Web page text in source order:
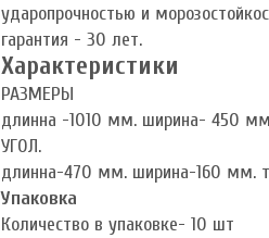
ударопрочностью и
гарантия - 30 лет.
Характеристики
РАЗМЕРЫ
длинна -1010 мм. ширина- 450
УГОЛ.
длинна-470 мм. ширина-160 мм.
Упаковка
Количество в упаковке- 10 шт